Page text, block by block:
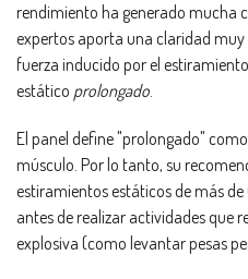
rendimiento ha generado mucha
expertos aporta una claridad
fuerza inducido por el
estático prolongado.
El panel define "prolongado"
músculo. Por lo tanto, su
estiramientos estáticos de más
antes de realizar actividades que
explosiva (como levantar pesas